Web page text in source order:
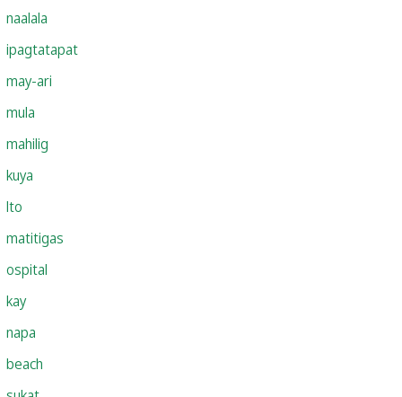
naalala
ipagtatapat
may-ari
mula
mahilig
kuya
lto
matitigas
ospital
kay
napa
beach